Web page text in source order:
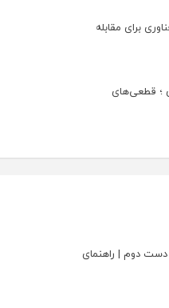
برای مقابله
؛ قطعی‌های
دوم | راهنمای